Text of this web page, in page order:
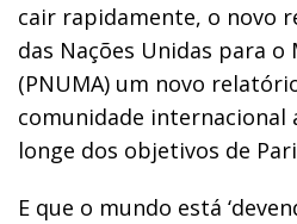
cair rapidamente, o novo
das Nações Unidas para o
(PNUMA) um novo
comunidade internacional
longe dos objetivos de
E que o mundo está